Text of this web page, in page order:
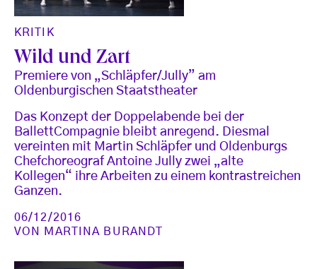
KRITIK
Wild und Zart
Premiere von „Schläpfer/Jully” am
Oldenburgischen Staatstheater
Das Konzept der Doppelabende bei der
BallettCompagnie bleibt anregend. Diesmal
vereinten mit Martin Schläpfer und Oldenburgs
Chefchoreograf Antoine Jully zwei „alte
Kollegen“ ihre Arbeiten zu einem kontrastreichen
Ganzen.
06/12/2016
VON MARTINA BURANDT